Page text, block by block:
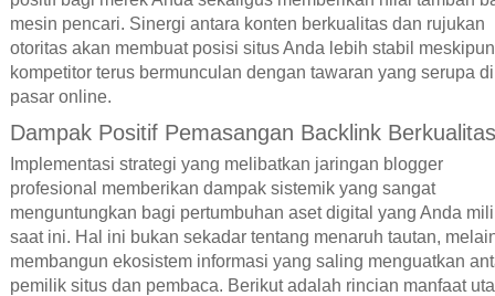
mesin pencari. Sinergi antara konten berkualitas dan rujukan
otoritas akan membuat posisi situs Anda lebih stabil meskipun
kompetitor terus bermunculan dengan tawaran yang serupa di
pasar online.
Dampak Positif Pemasangan Backlink Berkualitas
Implementasi strategi yang melibatkan jaringan blogger
profesional memberikan dampak sistemik yang sangat
menguntungkan bagi pertumbuhan aset digital yang Anda
saat ini. Hal ini bukan sekadar tentang menaruh tautan,
membangun ekosistem informasi yang saling menguatkan
pemilik situs dan pembaca. Berikut adalah rincian manfaat